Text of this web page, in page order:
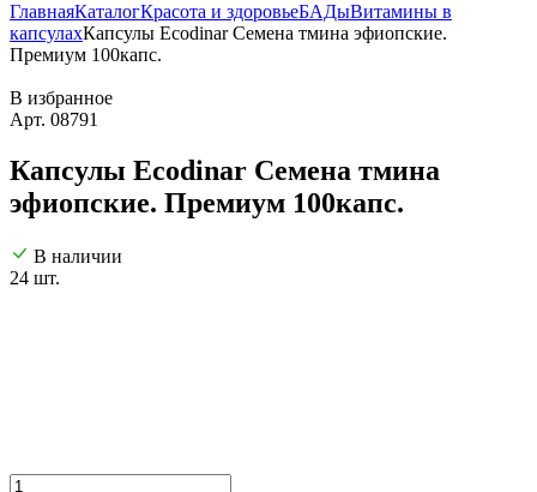
ГлавнаяКаталогКрасота и здоровьеБАДыВитамины в
капсулахКапсулы Ecodinar Семена тмина эфиопские.
Премиум 100капс.
В избранное
Арт. 08791
Капсулы Ecodinar Семена тмина
эфиопские. Премиум 100капс.
В наличии
24 шт.